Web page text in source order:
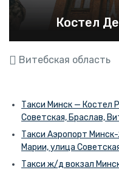
Костел
Витебская область
Такси Минск — Костел
Советская, Браслав,
Такси Аэропорт
Марии, улица
Такси ж/д вокзал